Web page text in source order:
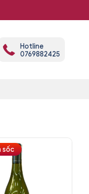
Hotline
0769882425
sốc